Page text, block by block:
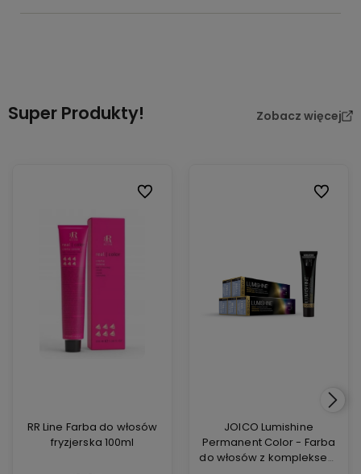
Super Produkty! Zobacz więcej
RR Line Farba do włosów
fryzjerska 100ml
Do ulubionych
JOICO Lumishine
Permanent Color - Farba
do włosów z kompleksem
Do